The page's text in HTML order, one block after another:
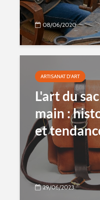
08/06/2020
ARTISANAT D'ART
L'art du
main :
et
29/06/2023